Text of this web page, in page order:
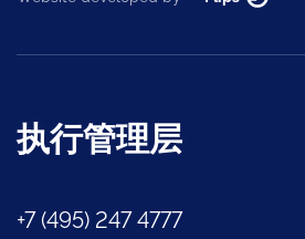
执行管理层
+7 (495) 247 4777